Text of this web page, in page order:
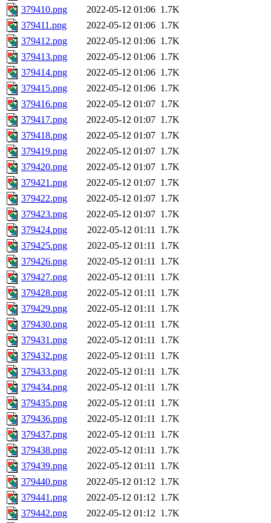
379410.png
2022-05-12 01:06 1.7K
379411.png
2022-05-12 01:06 1.7K
379412.png
2022-05-12 01:06 1.7K
379413.png
2022-05-12 01:06 1.7K
379414.png
2022-05-12 01:06 1.7K
379415.png
2022-05-12 01:06 1.7K
379416.png
2022-05-12 01:07 1.7K
379417.png
2022-05-12 01:07 1.7K
379418.png
2022-05-12 01:07 1.7K
379419.png
2022-05-12 01:07 1.7K
379420.png
2022-05-12 01:07 1.7K
379421.png
2022-05-12 01:07 1.7K
379422.png
2022-05-12 01:07 1.7K
379423.png
2022-05-12 01:07 1.7K
379424.png
2022-05-12 01:11 1.7K
379425.png
2022-05-12 01:11 1.7K
379426.png
2022-05-12 01:11 1.7K
379427.png
2022-05-12 01:11 1.7K
379428.png
2022-05-12 01:11 1.7K
379429.png
2022-05-12 01:11 1.7K
379430.png
2022-05-12 01:11 1.7K
379431.png
2022-05-12 01:11 1.7K
379432.png
2022-05-12 01:11 1.7K
379433.png
2022-05-12 01:11 1.7K
379434.png
2022-05-12 01:11 1.7K
379435.png
2022-05-12 01:11 1.7K
379436.png
2022-05-12 01:11 1.7K
379437.png
2022-05-12 01:11 1.7K
379438.png
2022-05-12 01:11 1.7K
379439.png
2022-05-12 01:11 1.7K
379440.png
2022-05-12 01:12 1.7K
379441.png
2022-05-12 01:12 1.7K
379442.png
2022-05-12 01:12 1.7K